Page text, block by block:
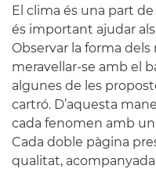
El clima és una part
és important ajudar
Observar la forma
meravellar-se amb el
algunes de les
cartró. D’aquesta
cada fenomen amb
Cada doble pàgina
qualitat,